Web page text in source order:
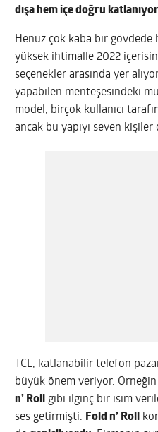
dışa hem içe doğru
Henüz çok kaba bir gövdede
yüksek ihtimalle 2022
seçenekler arasında yer
yapabilen menteşesindeki
model, birçok kullanıcı
ancak bu yapıyı seven
TCL, katlanabilir telefon
büyük önem veriyor. Örneğin
n’ Roll
gibi ilginç bir isim
ses getirmişti. Fold n’ Roll